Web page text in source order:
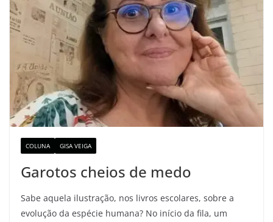
COLUNA GISA VEIGA
Garotos cheios de medo
Sabe aquela ilustração, nos livros escolares, sobre a
evolução da espécie humana? No início da fila, um